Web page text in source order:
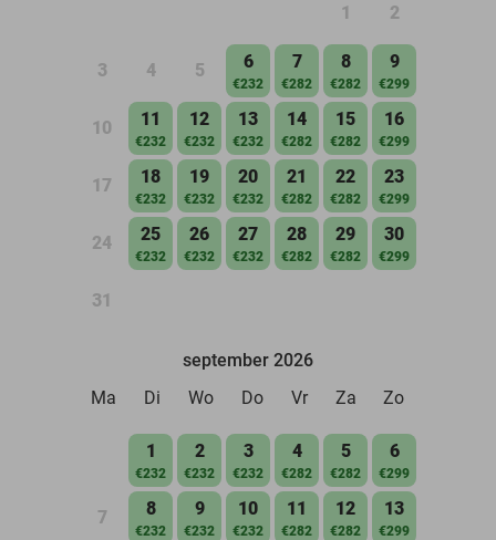
1 2
3 4 5 6
€232
7
€282
8
€282
9
€299
10 11
€232
12
€232
13
€232
14
€282
15
€282
16
€299
17 18
€232
19
€232
20
€232
21
€282
22
€282
23
€299
24 25
€232
26
€232
27
€232
28
€282
29
€282
30
€299
31
september 2026
Ma
Di Wo Do Vr Za Zo
1
€232
2
€232
3
€232
4
€282
5
€282
6
€299
7 8
€232
9
€232
10
€232
11
€282
12
€282
13
€299